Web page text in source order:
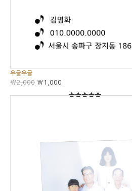
우글우글
₩2,000 ₩1,000